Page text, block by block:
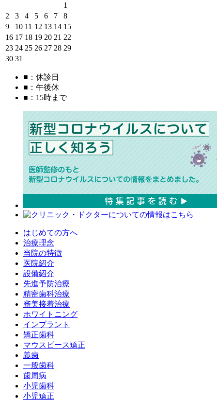
1
2
3 4 5 6 7
8
9
10 11 12 13 14 15
16 17 18 19 20 21 22
23 24 25 26 27 28 29
30 31
■ ：休診日
■ ：午後休
■ ：15時まで
はじめての方へ
治療理念
当院の特徴
医院紹介
設備紹介
先進予防治療
精密歯科治療
審美接着治療
ホワイトニング
インプラント
矯正歯科
マウスピース矯正
義歯
一般歯科
歯周病
小児歯科
小児矯正